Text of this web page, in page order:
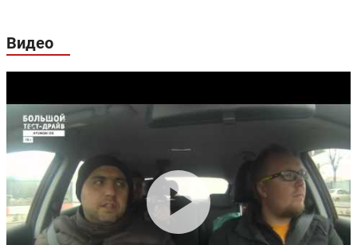
Видео